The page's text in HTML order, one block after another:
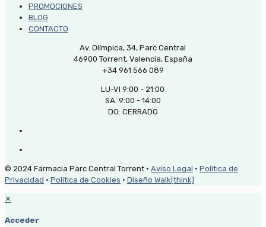
PROMOCIONES
BLOG
CONTACTO
Av. Olímpica, 34, Parc Central
46900 Torrent, Valencia, España
+34 961 566 089
LU-VI 9:00 - 21:00
SA: 9:00 - 14:00
DO: CERRADO
© 2024 Farmacia Parc Central Torrent · Aviso Legal · Política de
Privacidad · Política de Cookies · Diseño Walk[think]
✕
Acceder